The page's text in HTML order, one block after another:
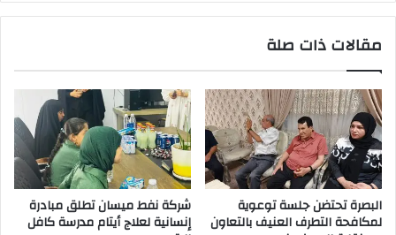
مقالات ذات صلة
البصرة تحتضن جلسة توعوية
لمكافحة التطرف العنيف بالتعاون
شركة نفط ميسان تطلق مبادرة
إنسانية لعلاج أيتام مدرسة كافل